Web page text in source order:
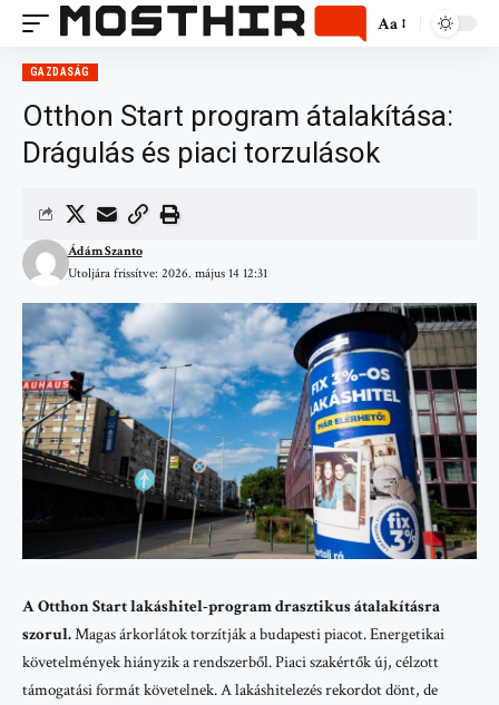
Aa
GAZDASÁG
Otthon Start program átalakítása:
Drágulás és piaci torzulások
Utoljára frissítve: 2026. május 14 12:31
Ádám Szanto
A Otthon Start lakáshitel-program drasztikus átalakításra
szorul.Magas árkorlátok torzítják a budapesti piacot. Energetikai
követelmények hiányzik a rendszerből. Piaci szakértők új, célzott
támogatási formát követelnek. A lakáshitelezés rekordot dönt, de